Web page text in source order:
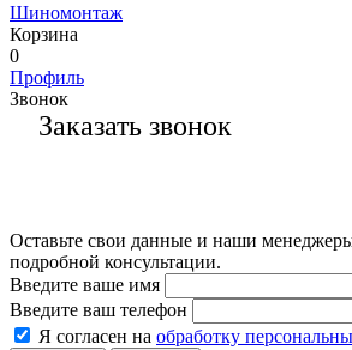
Шиномонтаж
Корзина
0
Профиль
Звонок
Заказать звонок
Оставьте свои данные и наши
подробной консультации.
Введите ваше имя
Введите ваш телефон
Я согласен на обработку